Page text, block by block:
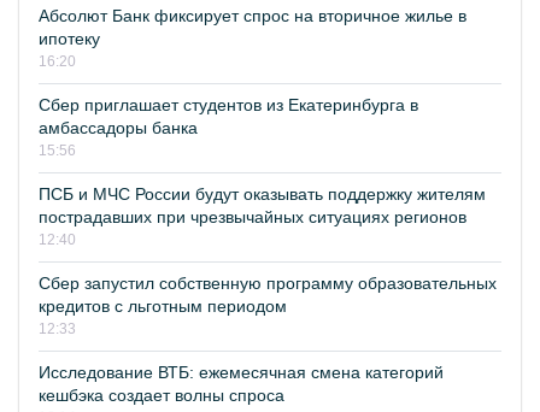
Абсолют Банк фиксирует спрос на вторичное жилье в
ипотеку
16:20
Сбер приглашает студентов из Екатеринбурга в
амбассадоры банка
15:56
ПСБ и МЧС России будут оказывать поддержку жителям
пострадавших при чрезвычайных ситуациях регионов
12:40
Сбер запустил собственную программу образовательных
кредитов с льготным периодом
12:33
Исследование ВТБ: ежемесячная смена категорий
кешбэка создает волны спроса